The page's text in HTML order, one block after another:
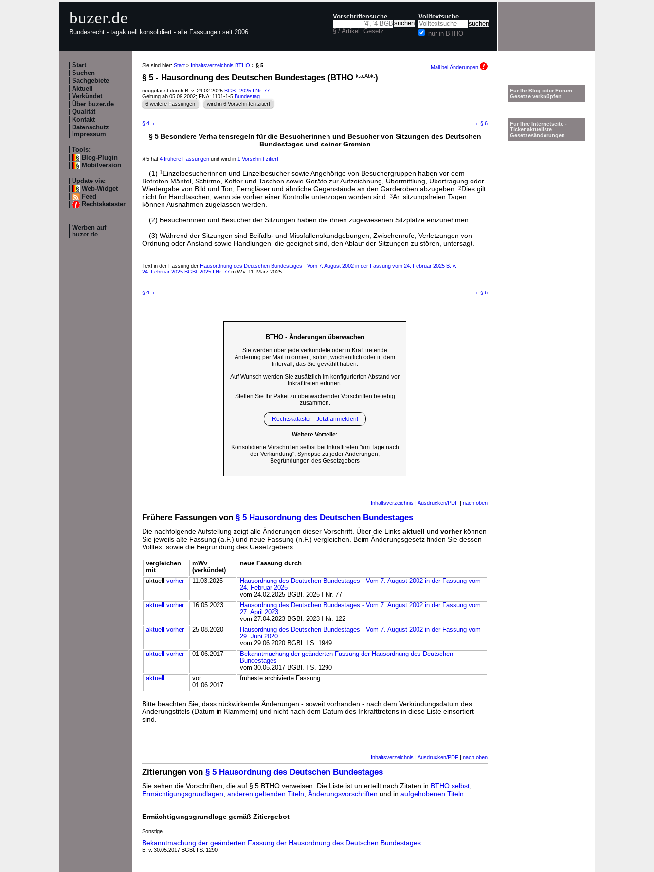
buzer.de
Bundesrecht - tagaktuell konsolidiert - alle Fassungen seit 2006
Vorschriftensuche
§ / Artikel Gesetz
Volltextsuche
nur in BTHO
Start
Suchen
Sachgebiete
Aktuell
Verkündet
Über buzer.de
Qualität
Kontakt
Datenschutz
Impressum
Tools:
Blog-Plugin
Mobilversion
Update via:
Web-Widget
Feed
Rechtskataster
Werben auf
buzer.de
Sie sind hier: Start > Inhaltsverzeichnis BTHO > § 5 Mail bei Änderungen
§ 5 - Hausordnung des Deutschen Bundestages (BTHO k.a.Abk. )
neugefasst durch B. v. 24.02.2025 BGBl. 2025 I Nr. 77
Geltung ab 05.09.2002; FNA: 1101-1-5 Bundestag
6 weitere Fassungen
| wird in 6 Vorschriften zitiert
§ 4 ← → § 6
§ 5 Besondere Verhaltensregeln für die Besucherinnen und Besucher von Sitzungen des Deutschen
Bundestages und seiner Gremien
§ 5 hat 4 frühere Fassungen und wird in 1 Vorschrift zitiert
(1) 1Einzelbesucherinnen und Einzelbesucher sowie Angehörige von Besuchergruppen haben vor dem
Betreten Mäntel, Schirme, Koffer und Taschen sowie Geräte zur Aufzeichnung, Übermittlung, Übertragung oder
Wiedergabe von Bild und Ton, Ferngläser und ähnliche Gegenstände an den Garderoben abzugeben.
2Dies gilt
nicht für Handtaschen, wenn sie vorher einer Kontrolle unterzogen worden sind.
3An sitzungsfreien Tagen
können Ausnahmen zugelassen werden.
(2) Besucherinnen und Besucher der Sitzungen haben die ihnen zugewiesenen Sitzplätze einzunehmen.
(3) Während der Sitzungen sind Beifalls- und Missfallenskundgebungen, Zwischenrufe, Verletzungen von
Ordnung oder Anstand sowie Handlungen, die geeignet sind, den Ablauf der Sitzungen zu stören, untersagt.
Text in der Fassung der Hausordnung des Deutschen Bundestages - Vom 7. August 2002 in der Fassung vom 24. Februar 2025 B. v.
24. Februar 2025 BGBl. 2025 I Nr. 77 m.W.v. 11. März 2025
§ 4 ← → § 6
BTHO - Änderungen überwachen
Sie werden über jede verkündete oder in Kraft tretende
Änderung per Mail informiert, sofort, wöchentlich oder in dem
Intervall, das Sie gewählt haben.
Auf Wunsch werden Sie zusätzlich im konfigurierten Abstand vor
Inkrafttreten erinnert.
Stellen Sie Ihr Paket zu überwachender Vorschriften beliebig
zusammen.
Rechtskataster - Jetzt anmelden!
Weitere Vorteile:
Konsolidierte Vorschriften selbst bei Inkrafttreten "am Tage nach
der Verkündung", Synopse zu jeder Änderungen,
Begründungen des Gesetzgebers
Inhaltsverzeichnis | Ausdrucken/PDF | nach oben
Frühere Fassungen von § 5 Hausordnung des Deutschen Bundestages
Die nachfolgende Aufstellung zeigt alle Änderungen dieser Vorschrift. Über die Links aktuell und vorherkönnen
Sie jeweils alte Fassung (a.F.) und neue Fassung (n.F.) vergleichen. Beim Änderungsgesetz finden Sie dessen
Volltext sowie die Begründung des Gesetzgebers.
vergleichen
mit
mWv
(verkündet)
neue Fassung durch
aktuell vorher 11.03.2025
Hausordnung des Deutschen Bundestages - Vom 7. August 2002 in der Fassung vom
24. Februar 2025
vom 24.02.2025 BGBl. 2025 I Nr. 77
aktuell
vorher 16.05.2023
Hausordnung des Deutschen Bundestages - Vom 7. August 2002 in der Fassung vom
27. April 2023
vom 27.04.2023 BGBl. 2023 I Nr. 122
aktuell
vorher 25.08.2020
Hausordnung des Deutschen Bundestages - Vom 7. August 2002 in der Fassung vom
29. Juni 2020
vom 29.06.2020 BGBl. I S. 1949
aktuell
vorher 01.06.2017
Bekanntmachung der geänderten Fassung der Hausordnung des Deutschen
Bundestages
vom 30.05.2017 BGBl. I S. 1290
aktuell
vor
01.06.2017
früheste archivierte Fassung
Bitte beachten Sie, dass rückwirkende Änderungen - soweit vorhanden - nach dem Verkündungsdatum des
Änderungstitels (Datum in Klammern) und nicht nach dem Datum des Inkrafttretens in diese Liste einsortiert
sind.
Inhaltsverzeichnis | Ausdrucken/PDF | nach oben
Zitierungen von § 5 Hausordnung des Deutschen Bundestages
Sie sehen die Vorschriften, die auf § 5 BTHO verweisen. Die Liste ist unterteilt nach Zitaten in BTHO selbst
Ermächtigungsgrundlagen anderen geltenden Titeln Änderungsvorschriften und in aufgehobenen Titeln
Ermächtigungsgrundlage gemäß Zitiergebot
Sonstige
Bekanntmachung der geänderten Fassung der Hausordnung des Deutschen Bundestages
B. v. 30.05.2017 BGBl. I S. 1290
Für Ihr Blog oder Forum -
Gesetze verknüpfen
Für Ihre Internetseite -
Ticker aktuellste
Gesetzesänderungen